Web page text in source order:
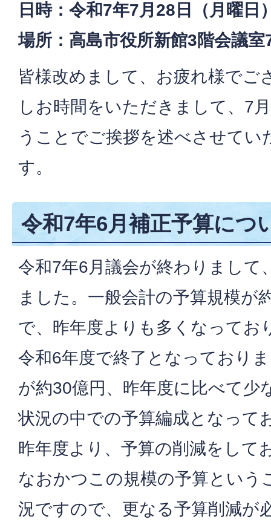
日時：令和7年7月28日（月曜日
場所：高島市役所新館3階会議室
皆様改めまして、お疲れ様でご
しお時間をいただきまして、7
うことでご挨拶を述べさせてい
す。
令和7年6月補正予算につ
令和7年6月議会が終わりまして
ました。一般会計の予算規模が
で、昨年度よりも多くなってお
令和6年度で終了となっており
が約30億円、昨年度に比べて少
状況の中での予算編成となって
昨年度より、予算の削減をして
なおかつこの規模の予算という
況ですので、更なる予算削減が